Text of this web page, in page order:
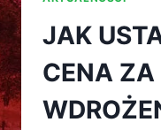
JAK
CENA ZA